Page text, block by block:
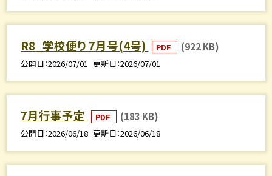
R8_学校便り 7月号(4号) PDF (922 KB)
公開日 2026/07/01 更新日 2026/07/01
7月行事予定 PDF (183 KB)
公開日 2026/06/18 更新日 2026/06/18